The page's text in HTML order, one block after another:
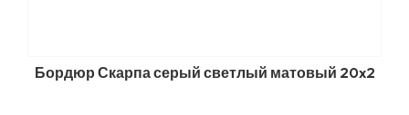
Бордюр Скарпа серый светлый матовый 20x2